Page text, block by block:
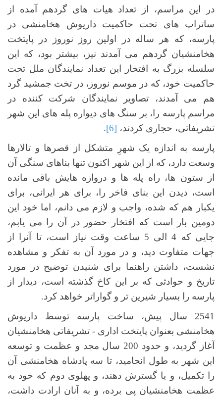
در این مراسم، از تعداد هیات های گردهم آمده از
ساتراپ های تحت حاکمیت داریوش هخامنشی در
پارسه، که هر ساله در اولین روز نوروز در پایتخت
هخامنشیان گردهم می آمدند نیز، بیشتر بود، که این
سلسله بزرگ به افتخار این تعداد نمایندگان ملل تحت
حاکمیت خود، که در موسم نوروز، در تخت جمشید گرد
هم می آمدند، تصاویر نمایندگان شرکت کننده در
مراسم پارسه را، بر سنگ های دیواره پله های این شهر
تشریفاتی، حجاری کردند، [6]
.
پارسه به اندازه یک شهرِ متشکل از قصرها و تالارها
وسعت دارد، که از این شهر اکنون تنها بناهای سنگی آن
از ستون ها، راه پله ها و دروازه هایش باقی مانده
است، دیدن این بنای فاخر را، برای هر ایرانی، برای
یکبار هم که شده، واجب و لازم می دانم، اما خود این
دومین بار است که افتخار حضور در آن را می یابم،
جایی که 4 الی 5 ساعت وقت نیاز است، تا آنرا از
جهات متفاوت دید، و در مورد آن به تفکر و مشاهده
نشست، داشتن راهنما برای شنیدن توضیح در مورد
تاریخ و حوادثی که بر این کاخ گذشته است، دیدار از
پارسه را بسیار شیرین تر و گواراتر خواهد کرد.
2541 سال پیش، ساخت پارسه توسط داریوش
هخامنشی بعنوان پایتخت اداری - تشریفاتی هخامنشیان
آغاز گردید، و حدود 200 سال مجد و عظمت و توسعه
این شهر به طول انجامید، تا سه پادشاه هخامنشی آن
را تکمیل، و یا گسترش دهند، و پهلوی دوم که خود به
عظمت هخامنشیان پی برده، و به آنان ارادت داشت،